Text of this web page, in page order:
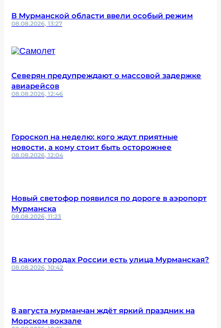
В Мурманской области ввели особый режим
08.08.2026, 13:27
Северян предупреждают о массовой задержке
авиарейсов
08.08.2026, 12:46
Гороскоп на неделю: кого ждут приятные
новости, а кому стоит быть осторожнее
08.08.2026, 12:04
Новый светофор появился по дороге в аэропорт
Мурманска
08.08.2026, 11:23
В каких городах России есть улица Мурманская?
08.08.2026, 10:42
8 августа мурманчан ждёт яркий праздник на
Морском вокзале